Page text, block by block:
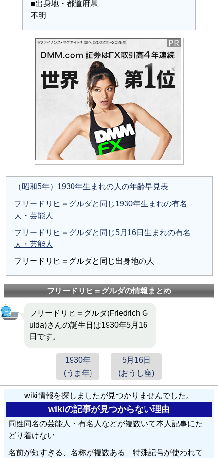
■出身地・都道府県
不明
（昭和5年）1930年生まれの人の年齢早見表
フリードリヒ＝グルダと同じ1930年生まれの有名
人・芸能人
フリードリヒ＝グルダと同じ5月16日生まれの有名
人・芸能人
フリードリヒ＝グルダと同じ出身地の人
フリードリヒ＝グルダの情報まとめ
フリードリヒ＝グルダ(Friedrich G
ulda)さんの誕生日は1930年5月16
日です。
1930年
(うま年)
5月16日
(おうし座)
wiki情報を探しましたが見つかりませんでした。
wikiの記事が見つからない理由
同姓同名の芸能人・有名人などが複数いて本人記事にた
どり着けない
名前が短すぎる、名称が複数ある、特殊記号が使われて